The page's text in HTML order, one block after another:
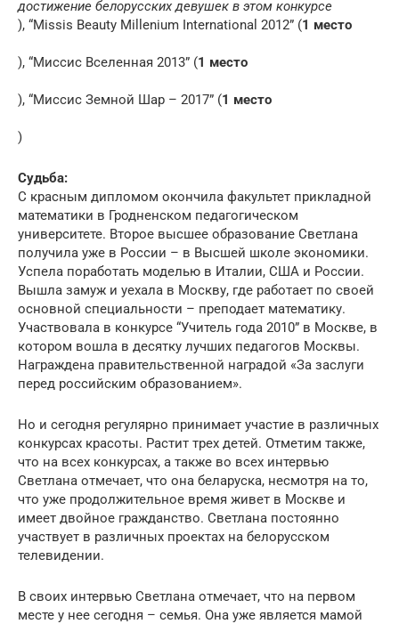
достижение белорусских девушек в этом конкурсе
), “Missis Beauty Millenium International 2012” (1 место
), “Миссис Вселенная 2013” (1 место
), “Миссис Земной Шар – 2017” (1 место
)
Судьба:
С красным дипломом окончила факультет прикладной
математики в Гродненском педагогическом
университете. Второе высшее образование Светлана
получила уже в России – в Высшей школе экономики.
Успела поработать моделью в Италии, США и России.
Вышла замуж и уехала в Москву, где работает по своей
основной специальности – преподает математику.
Участвовала в конкурсе “Учитель года 2010” в Москве, в
котором вошла в десятку лучших педагогов Москвы.
Награждена правительственной наградой «За заслуги
перед российским образованием».
Но и сегодня регулярно принимает участие в различных
конкурсах красоты. Растит трех детей. Отметим также,
что на всех конкурсах, а также во всех интервью
Светлана отмечает, что она беларуска, несмотря на то,
что уже продолжительное время живет в Москве и
имеет двойное гражданство. Светлана постоянно
участвует в различных проектах на белорусском
телевидении.
В своих интервью Светлана отмечает, что на первом
месте у нее сегодня – семья. Она уже является мамой